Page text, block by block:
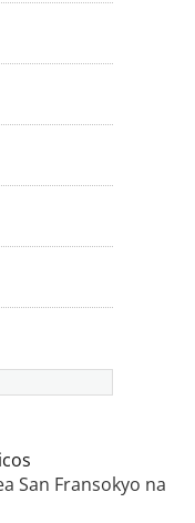
San Fransokyo na